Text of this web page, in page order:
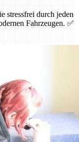
stressfrei durch jeden
Fahrzeugen. ✅